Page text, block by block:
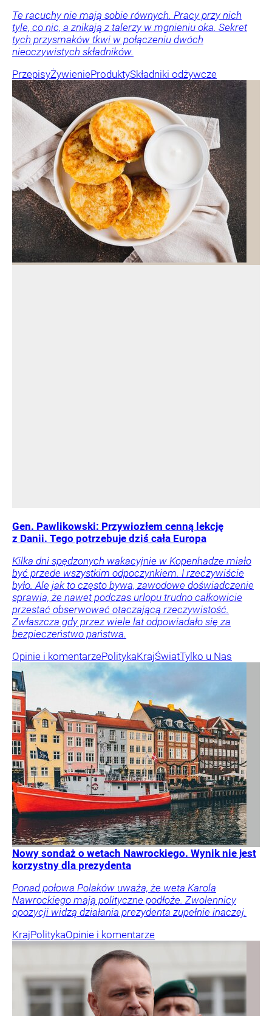
Te racuchy nie mają sobie równych. Pracy przy nich
tyle, co nic, a znikają z talerzy w mgnieniu oka. Sekret
tych przysmaków tkwi w połączeniu dwóch
nieoczywistych składników.
PrzepisyŻywienieProduktySkładniki odżywcze
Gen. Pawlikowski: Przywiozłem cenną lekcję
z Danii. Tego potrzebuje dziś cała Europa
Kilka dni spędzonych wakacyjnie w Kopenhadze miało
być przede wszystkim odpoczynkiem. I rzeczywiście
było. Ale jak to często bywa, zawodowe doświadczenie
sprawia, że nawet podczas urlopu trudno całkowicie
przestać obserwować otaczającą rzeczywistość.
Zwłaszcza gdy przez wiele lat odpowiadało się za
bezpieczeństwo państwa.
Opinie i komentarzePolitykaKrajŚwiatTylko u Nas
Nowy sondaż o wetach Nawrockiego. Wynik nie jest
korzystny dla prezydenta
Ponad połowa Polaków uważa, że weta Karola
Nawrockiego mają polityczne podłoże. Zwolennicy
opozycji widzą działania prezydenta zupełnie inaczej.
KrajPolitykaOpinie i komentarze